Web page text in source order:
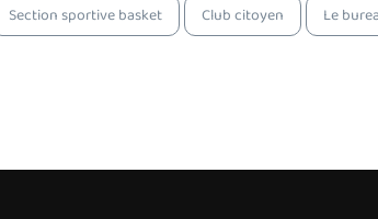
Section sportive basket Club citoyen Le